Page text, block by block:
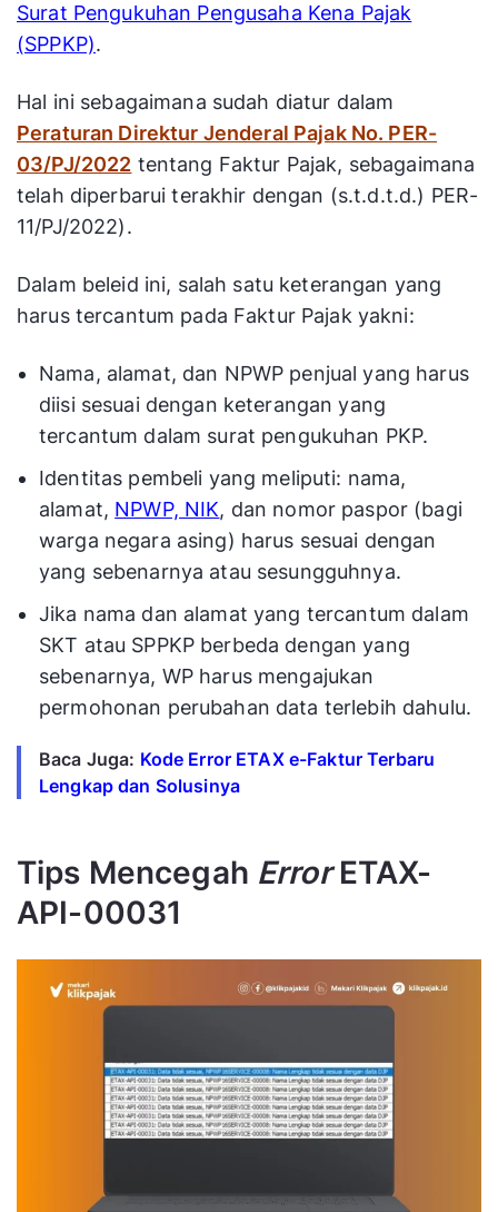
Surat Pengukuhan Pengusaha Kena Pajak
(SPPKP).
Hal ini sebagaimana sudah diatur dalam
Peraturan Direktur Jenderal Pajak No. PER-
03/PJ/2022 tentang Faktur Pajak, sebagaimana
telah diperbarui terakhir dengan (s.t.d.t.d.) PER-
11/PJ/2022).
Dalam beleid ini, salah satu keterangan yang
harus tercantum pada Faktur Pajak yakni:
Nama, alamat, dan NPWP penjual yang harus
diisi sesuai dengan keterangan yang
tercantum dalam surat pengukuhan PKP.
Identitas pembeli yang meliputi: nama,
alamat, NPWP, NIK, dan nomor paspor (bagi
warga negara asing) harus sesuai dengan
yang sebenarnya atau sesungguhnya.
Jika nama dan alamat yang tercantum dalam
SKT atau SPPKP berbeda dengan yang
sebenarnya, WP harus mengajukan
permohonan perubahan data terlebih dahulu.
Baca Juga: Kode Error ETAX e-Faktur Terbaru
Lengkap dan Solusinya
Tips Mencegah ErrorETAX-
API-00031